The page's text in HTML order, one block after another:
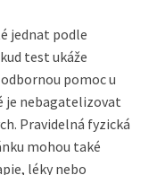
jednat podle
test ukáže
pomoc u
je nebagatelizovat
Pravidelná fyzická
mohou také
léky nebo